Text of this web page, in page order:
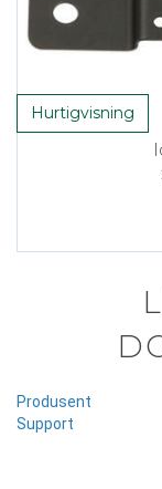
Hurtigvisning
Produsent
Support